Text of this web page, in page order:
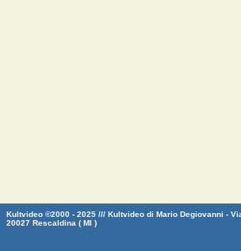
Kultvideo ©2000 - 2025 /// Kultvideo di Mario Degiovanni -
20027 Rescaldina ( MI )